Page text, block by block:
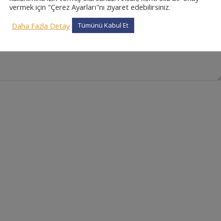
vermek için "Çerez Ayarları"nı ziyaret edebilirsiniz.
Daha Fazla Detay
Tümünü Kabul Et